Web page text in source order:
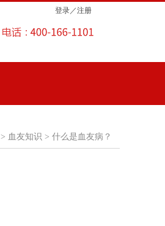
登录／注册
> 血友知识 > 什么是血友病？